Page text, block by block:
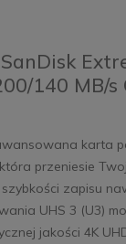
140 MB/s
karta
przeniesie
zapisu
UHS 3 (U3)
jakości 4K